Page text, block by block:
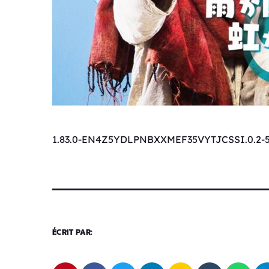
1.83.0-EN4Z5YDLPNBXXMEF35VYTJCSSI.0.2-
ÉCRIT PAR: